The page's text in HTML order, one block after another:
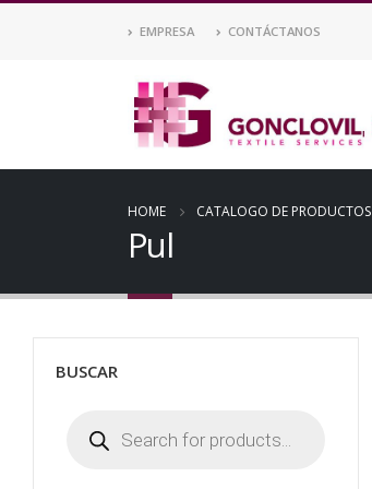
EMPRESA CONTÁCTANOS
HOME CATALOGO DE PRODUCTOS
Pul
BUSCAR
productos